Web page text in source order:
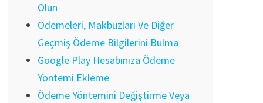
Olun
Ödemeleri, Makbuzları Ve Diğer
Geçmiş Ödeme Bilgilerini Bulma
Google Play Hesabınıza Ödeme
Yöntemi Ekleme
Ödeme Yöntemini Değiştirme Veya